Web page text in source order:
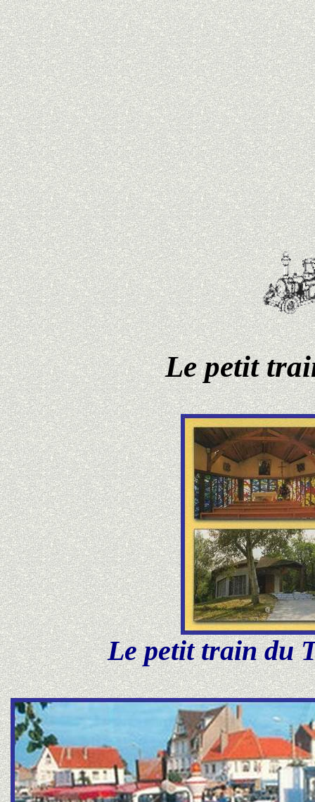
Le petit
Le petit train du